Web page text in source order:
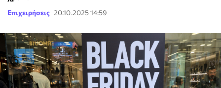
Επιχειρήσεις 20.10.2025 14:59